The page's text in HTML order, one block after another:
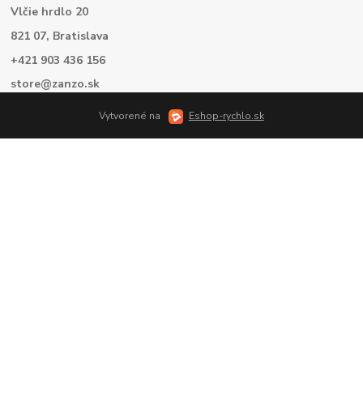
Vlčie hrdlo 20
821 07, Bratislava
+421 903 436 156
store@zanzo.sk
Vytvorené na Eshop-rychlo.sk